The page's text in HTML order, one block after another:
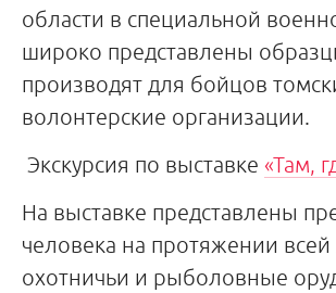
области в специальной
широко представлены
производят для бойцов
волонтерские организации.
Экскурсия по выставке «Там,
На выставке представлены
человека на протяжении
охотничьи и рыболовные